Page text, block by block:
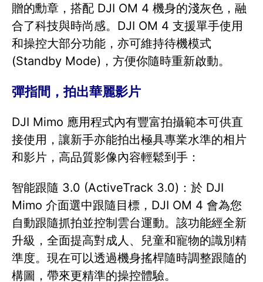
贈的勳章，搭配 DJI OM 4 機身的淺灰色，融
合了科技與時尚感。DJI OM 4 支援單手使用
和操控大部分功能，亦可維持待機模式
(Standby Mode)，方便你隨時重新啟動。
彈指間，拍出華麗影片
DJI Mimo 應用程式內有豐富拍攝範本可供直
接使用，讓新手亦能拍出極具專業水準的相片
和影片，高品質影像內容輕鬆到手：
智能跟隨 3.0 (ActiveTrack 3.0)：於 DJI
Mimo 介面選中跟隨目標，DJI OM 4 會為您
自動跟隨抓拍並控制雲台運動。該功能經全新
升級，全面提高對成人、兒童和寵物的識別精
準度。現在可以透過機身搖桿隨時調整跟隨的
構圖，帶來更精準的操控體驗。